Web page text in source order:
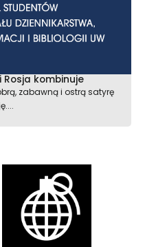
Rosja kombinuje
zabawną i ostrą satyrę